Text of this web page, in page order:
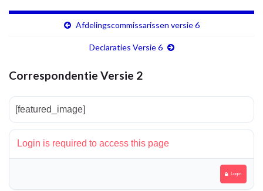
Afdelingscommissarissen versie 6
Declaraties Versie 6
Correspondentie Versie 2
[featured_image]
Login is required to access this page
Login